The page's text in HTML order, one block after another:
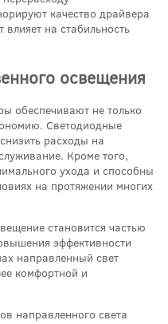
качество драйвера
влияет на стабильность
освещения
обеспечивают не только
Светодиодные
расходы на
Кроме того,
ухода и способны
на протяжении многих
становится частью
эффективности
направленный свет
комфортной и
направленного света